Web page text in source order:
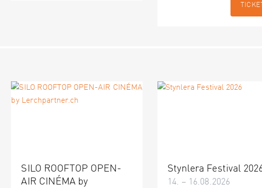
SILO ROOFTOP OPEN-
AIR CINÉMA by
Stynlera Festival
14. – 16.08.2026